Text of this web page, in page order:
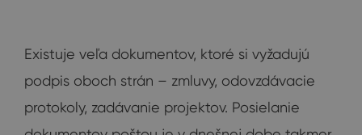
Existuje veľa dokumentov, ktoré si vyžadujú
podpis oboch strán – zmluvy, odovzdávacie
protokoly, zadávanie projektov. Posielanie